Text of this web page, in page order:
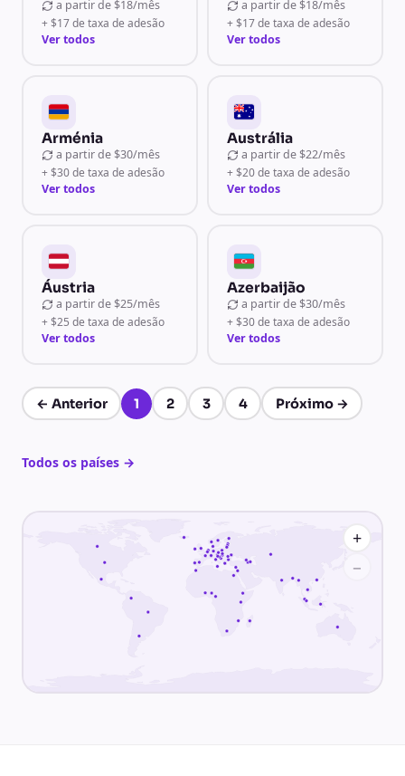
a partir de $18/mês
+ $17 de taxa de adesão
Ver todos
a partir de $18/mês
+ $17 de taxa de adesão
Ver todos
Arménia
a partir de $30/mês
+ $30 de taxa de adesão
Ver todos
Austrália
a partir de $22/mês
+ $20 de taxa de adesão
Ver todos
Áustria
a partir de $25/mês
+ $25 de taxa de adesão
Ver todos
Azerbaijão
a partir de $30/mês
+ $30 de taxa de adesão
Ver todos
← Anterior 1 2 3 4 Próximo→
Página 1 de 4
Todos os países →
+
−